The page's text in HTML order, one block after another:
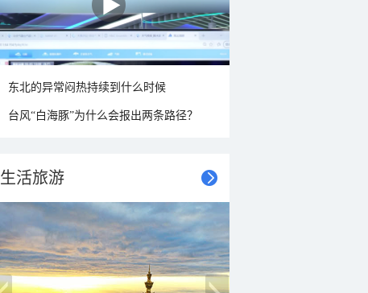
东北的异常闷热持续到什么时候
台风“白海豚”为什么会报出两条路径？
生活旅游